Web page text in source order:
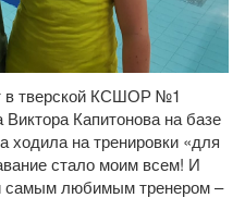
в тверской КСШОР №1
Капитонова на базе
на тренировки «для
стало моим всем! И
самым любимым тренером –